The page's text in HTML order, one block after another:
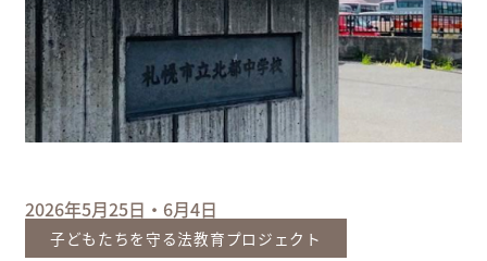
2026年5月25日・6月4日
子どもたちを守る法教育プロジェクト